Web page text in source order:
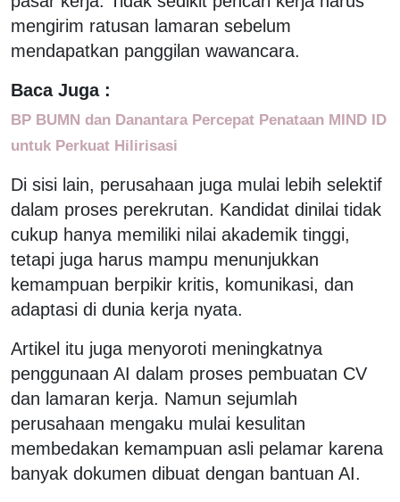
mengirim ratusan lamaran sebelum
mendapatkan panggilan wawancara.
Baca Juga :
BP BUMN dan Danantara Percepat Penataan MIND ID
untuk Perkuat Hilirisasi
Di sisi lain, perusahaan juga mulai lebih selektif
dalam proses perekrutan. Kandidat dinilai tidak
cukup hanya memiliki nilai akademik tinggi,
tetapi juga harus mampu menunjukkan
kemampuan berpikir kritis, komunikasi, dan
adaptasi di dunia kerja nyata.
Artikel itu juga menyoroti meningkatnya
penggunaan AI dalam proses pembuatan CV
dan lamaran kerja. Namun sejumlah
perusahaan mengaku mulai kesulitan
membedakan kemampuan asli pelamar karena
banyak dokumen dibuat dengan bantuan AI.